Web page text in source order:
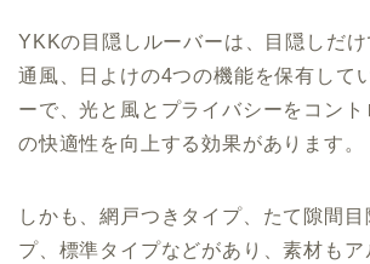
YKKの目隠しルーバーは、目隠しだけ
通風、日よけの4つの機能を保有して
ーで、光と風とプライバシーをコント
の快適性を向上する効果があります。
しかも、網戸つきタイプ、たて隙間目
プ、標準タイプなどがあり、素材も